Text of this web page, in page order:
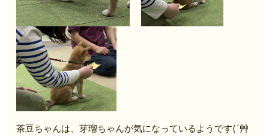
茶豆ちゃんは、芽瑠ちゃんが気になっているようです(´艸